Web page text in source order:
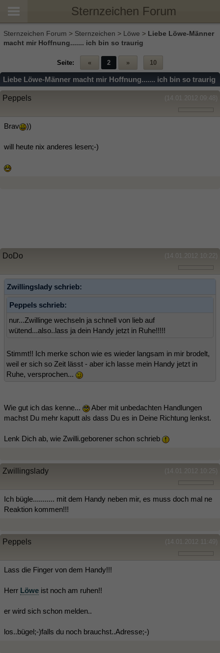
Sternzeichen Forum
Sternzeichen Forum > Sternzeichen > Löwe > Liebe Löwe-Männer
macht mir Hoffnung....... ich bin so traurig
Seite: « 2 » 10
Liebe Löwe-Männer macht mir Hoffnung....... ich bin so traurig
(14.01.2012 09:48)
Peppels
Brav ))
will heute nix anderes lesen;-)
(14.01.2012 10:22)
DoDo
Zwillingslady schrieb:
Peppels schrieb:
nur...Zwillinge wechseln ja schnell von lieb auf
wütend...also..lass ja dein Handy jetzt in Ruhe!!!!!
Stimmt!! Ich merke schon wie es wieder langsam in mir brodelt,
weil er sich so Zeit lässt - aber ich lasse mein Handy jetzt in
Ruhe, versprochen...
Wie gut ich das kenne...
Aber mit unbedachten Handlungen
machst Du mehr kaputt als dass Du es in Deine Richtung lenkst.
Lenk Dich ab, wie Zwilli.geborener schon schrieb
(14.01.2012 10:25)
Zwillingslady
Ich bügle........... mit dem Handy neben mir, es muss doch mal ne
Reaktion kommen!!!
(14.01.2012 11:49)
Peppels
Lass die Finger von dem Handy!!!
Herr Löwe ist noch am ruhen!!
er wird sich schon melden..
los..bügel;-)falls du noch brauchst..Adresse;-)